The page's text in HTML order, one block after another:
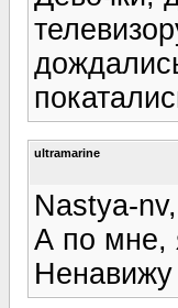
ultramarine
Nastya-
А по мне,
Ненавижу